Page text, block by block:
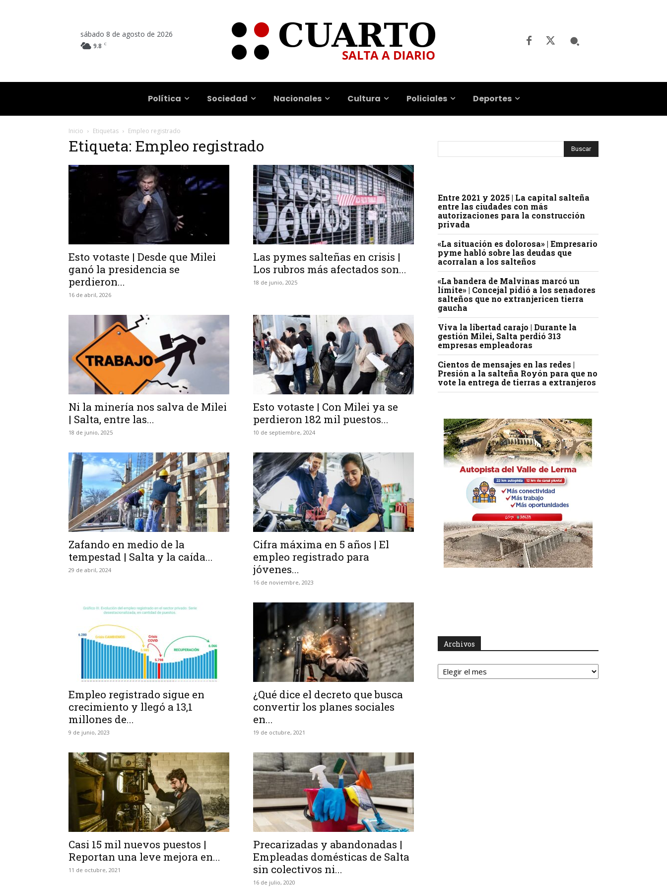
sábado 8 de agosto de 2026
9.8 C
Política Sociedad Nacionales Cultura Policiales Deportes
Inicio Etiquetas Empleo registrado
Etiqueta: Empleo registrado
Esto votaste | Desde que Milei
ganó la presidencia se
perdieron...
16 de abril, 2026
Las pymes salteñas en crisis |
Los rubros más afectados son...
18 de junio, 2025
Ni la minería nos salva de Milei
| Salta, entre las...
18 de junio, 2025
Esto votaste | Con Milei ya se
perdieron 182 mil puestos...
10 de septiembre, 2024
Zafando en medio de la
tempestad | Salta y la caída...
29 de abril, 2024
Cifra máxima en 5 años | El
empleo registrado para
jóvenes...
16 de noviembre, 2023
Empleo registrado sigue en
crecimiento y llegó a 13,1
millones de...
9 de junio, 2023
¿Qué dice el decreto que busca
convertir los planes sociales
en...
19 de octubre, 2021
Casi 15 mil nuevos puestos |
Reportan una leve mejora en...
11 de octubre, 2021
Precarizadas y abandonadas |
Empleadas domésticas de Salta
sin colectivos ni...
16 de julio, 2020
Entre 2021 y 2025 | La capital salteña
entre las ciudades con más
autorizaciones para la construcción
privada
«La situación es dolorosa» | Empresario
pyme habló sobre las deudas que
acorralan a los salteños
«La bandera de Malvinas marcó un
límite» | Concejal pidió a los senadores
salteños que no extranjericen tierra
gaucha
Viva la libertad carajo | Durante la
gestión Milei, Salta perdió 313
empresas empleadoras
Cientos de mensajes en las redes |
Presión a la salteña Royón para que no
vote la entrega de tierras a extranjeros
Archivos
Archivos